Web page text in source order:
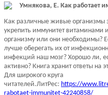
Умнякова, Е. Как работает
Как различные живые
укрепить иммунитет витаминами
организму или они необходимы?
лучше оберегать их от
инфекций наш мозг? Хорошо ли,
активно? Книга хранит ответы на
Для широкого круга
читателей.ЛитРес: https://
rabotaet-immunitet-42240858/